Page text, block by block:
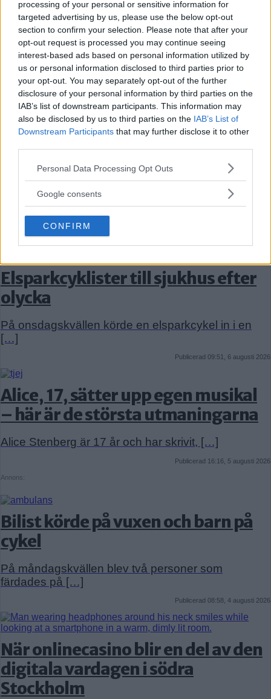
processing of your personal or sensitive information for
targeted advertising by us, please use the below opt-out
section to confirm your selection. Please note that after your
opt-out request is processed you may continue seeing
interest-based ads based on personal information utilized by
us or personal information disclosed to third parties prior to
your opt-out. You may separately opt-out of the further
disclosure of your personal information by third parties on the
IAB’s list of downstream participants. This information may
also be disclosed by us to third parties on the IAB’s List of
Downstream Participants that may further disclose it to other
Please note that this website/app uses one or more Google
not limited to your visit or usage behaviour. You may click to
use your data for below specified purposes in below Google
consent section.
Personal Data Processing Opt Outs
Google consents
CONFIRM
Priser på bostadsrätter faller –
villor stiger
Bostadsrättspriserna i Storstockholm sjönk med 2,5
procent under […]
Publicerad 09:38, 7 augusti 2026
Poppe med ungdomar intar
friluftsteatern: Människan kan
göra något
Nästa vecka blir det gästspel på Mälarhöjdens
Friluftsteater. […]
Elsparkcyklister till sjukhus efter
olycka
På onsdagskvällen körde en elsparkcykel in i en
[…]
Publicerad 09:51, 6 augusti 2026
Alice, 17, sätter upp egen musikal
– här är de största utmaningarna
Alice Stenberg är 17 år och har skrivit, […]
Publicerad 16:16, 5 augusti 2026
Annons:
Bilist körde på vuxen och barn på
cykel
På måndagskvällen blev två personer som
färdades på […]
Publicerad 08:58, 4 augusti 2026
När onlinecasino blir en del av den
digitala vardagen i södra
Stockholm